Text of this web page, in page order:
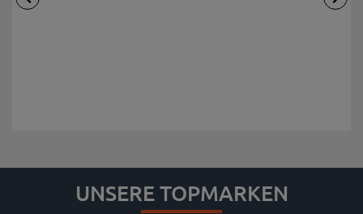
UNSERE TOPMARKEN